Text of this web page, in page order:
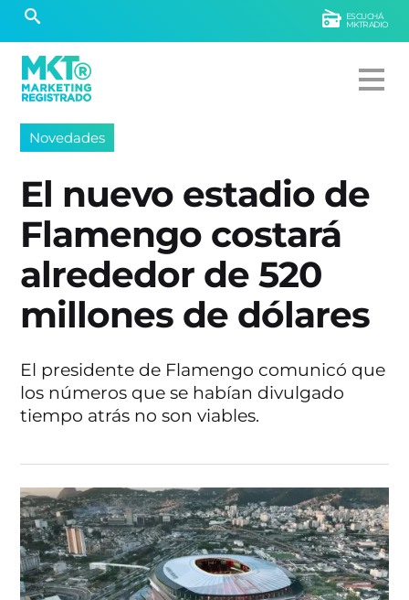
ESCUCHÁ
MKTRADIO
Novedades
El nuevo estadio de
Flamengo costará
alrededor de 520
millones de dólares
El presidente de Flamengo comunicó que
los números que se habían divulgado
tiempo atrás no son viables.